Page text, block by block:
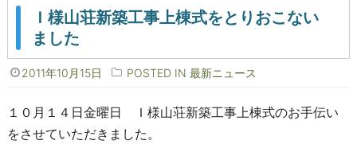
Ｉ様山荘新築工事上棟式をとりおこない
ました
2011年10月15日 POSTED IN 最新ニュース
１０月１４日金曜日 Ｉ様山荘新築工事上棟式のお手伝い
をさせていただきました。